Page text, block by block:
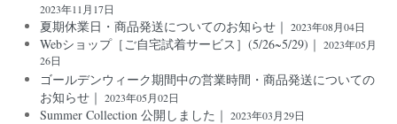
2023年11月17日
夏期休業日・商品発送についてのお知らせ｜ 2023年08月04日
Webショップ［ご自宅試着サービス］(5/26~5/29)｜ 2023年05月
26日
ゴールデンウィーク期間中の営業時間・商品発送についての
お知らせ｜ 2023年05月02日
Summer Collection 公開しました｜ 2023年03月29日